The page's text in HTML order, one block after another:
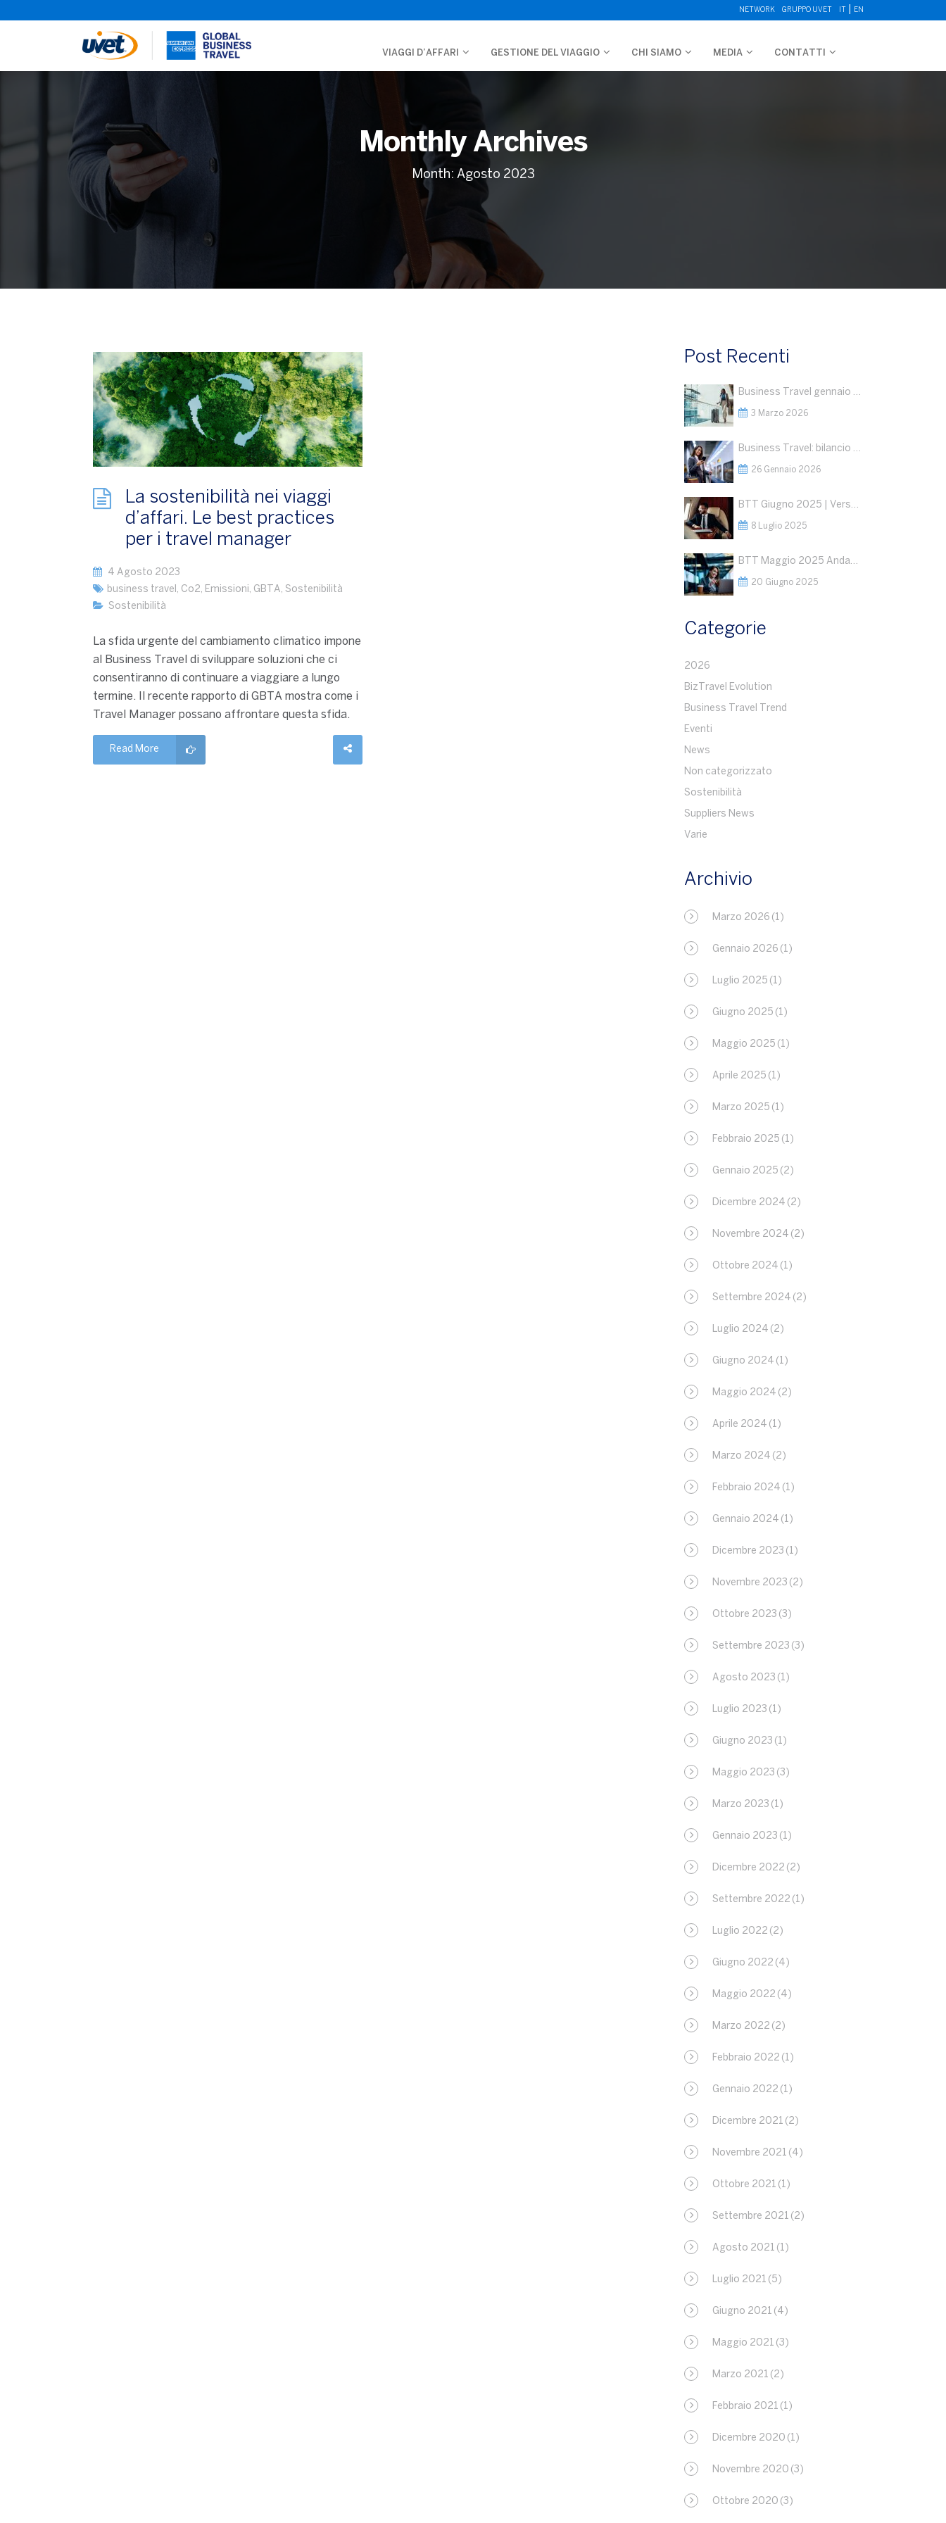
NETWORK GRUPPO UVET EN
VIAGGI D’AFFARI GESTIONE DEL VIAGGIO CHI SIAMO MEDIA CONTATTI
Monthly Archives
Month: Agosto 2023
La sostenibilità nei viaggi
d’affari. Le best practices
per i travel manager
4 Agosto 2023
business travel , Co2, Emissioni , GBTA, Sostenibilità
Sostenibilità
La sfida urgente del cambiamento climatico impone
al Business Travel di sviluppare soluzioni che ci
consentiranno di continuare a viaggiare a lungo
termine. Il recente rapporto di GBTA mostra come i
Travel Manager possano affrontare questa sfida.
Read More
Post Recenti
Business Travel gennaio 2026: dati in crescita
3 Marzo 2026
Business Travel: bilancio 2025 e outlook 2026
26 Gennaio 2026
BTT Giugno 2025 | Verso una Nuova Fase del Business Travel: Segnali Positivi, ma la Geopolitica Detterà le Regole del Gioco
8 Luglio 2025
BTT Maggio 2025 Andamento del Business Travel : Razionalizzazione della spesa a fronte di volumi stabili
20 Giugno 2025
Categorie
2026
BizTravel Evolution
Business Travel Trend
Eventi
News
Non categorizzato
Sostenibilità
Suppliers News
Varie
Archivio
Marzo 2026 (1)
Gennaio 2026 (1)
Luglio 2025 (1)
Giugno 2025 (1)
Maggio 2025 (1)
Aprile 2025 (1)
Marzo 2025 (1)
Febbraio 2025 (1)
Gennaio 2025 (2)
Dicembre 2024 (2)
Novembre 2024 (2)
Ottobre 2024 (1)
Settembre 2024 (2)
Luglio 2024 (2)
Giugno 2024 (1)
Maggio 2024 (2)
Aprile 2024 (1)
Marzo 2024 (2)
Febbraio 2024 (1)
Gennaio 2024 (1)
Dicembre 2023 (1)
Novembre 2023 (2)
Ottobre 2023 (3)
Settembre 2023 (3)
Agosto 2023 (1)
Luglio 2023 (1)
Giugno 2023 (1)
Maggio 2023 (3)
Marzo 2023 (1)
Gennaio 2023 (1)
Dicembre 2022 (2)
Settembre 2022 (1)
Luglio 2022 (2)
Giugno 2022 (4)
Maggio 2022 (4)
Marzo 2022 (2)
Febbraio 2022 (1)
Gennaio 2022 (1)
Dicembre 2021 (2)
Novembre 2021 (4)
Ottobre 2021 (1)
Settembre 2021 (2)
Agosto 2021 (1)
Luglio 2021 (5)
Giugno 2021 (4)
Maggio 2021 (3)
Marzo 2021 (2)
Febbraio 2021 (1)
Dicembre 2020 (1)
Novembre 2020 (3)
Ottobre 2020 (3)